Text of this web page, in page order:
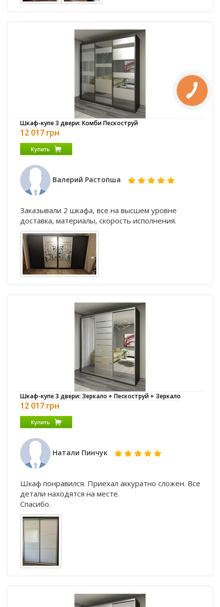
Шкаф-купе 3 двери: Комби Пескоструй
12 017 грн
Купить
Валерий Растопша
Заказывали 2 шкафа, все на высшем уровне
доставка, материалы, скорость исполнения.
Шкаф-купе 3 двери: Зеркало + Пескоструй + Зеркало
12 017 грн
Купить
Натали Пинчук
Шкаф понравился. Приехал аккуратно сложен. Все
детали находятся на месте.
Спасибо.